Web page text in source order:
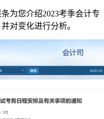
为您介绍2023考季会计专
对变化进行分析。